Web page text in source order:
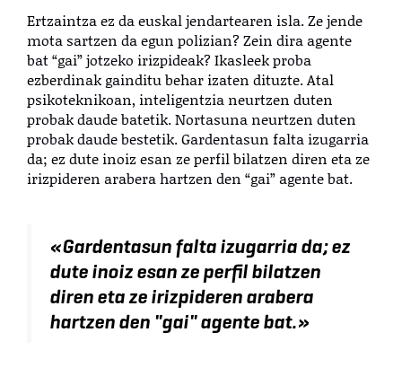
Ertzaintza ez da euskal jendartearen isla. Ze jende
mota sartzen da egun polizian? Zein dira agente
bat “gai” jotzeko irizpideak? Ikasleek proba
ezberdinak gainditu behar izaten dituzte. Atal
psikoteknikoan, inteligentzia neurtzen duten
probak daude batetik. Nortasuna neurtzen duten
probak daude bestetik. Gardentasun falta izugarria
da; ez dute inoiz esan ze perfil bilatzen diren eta ze
irizpideren arabera hartzen den “gai” agente bat.
«Gardentasun falta izugarria da; ez
dute inoiz esan ze perfil bilatzen
diren eta ze irizpideren arabera
hartzen den "gai" agente bat.»